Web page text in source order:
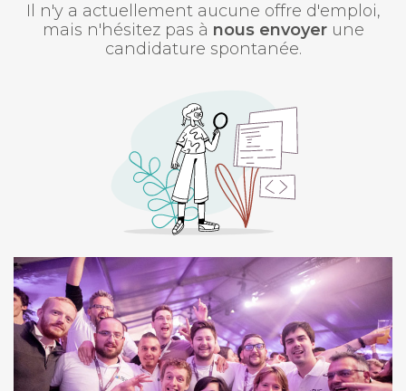
Il n'y a actuellement aucune offre d'emploi,
mais n'hésitez pas à nous envoyerune
candidature spontanée.